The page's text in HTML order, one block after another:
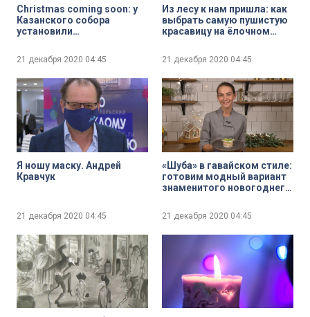
Christmas coming soon: у
Казанского собора
установили
21 декабря 2020 04:45
Из лесу к нам пришла: как
выбрать самую пушистую
красавицу на ёлочном
надолго
21 декабря 2020 04:45
Я ношу маску. Андрей
Кравчук
21 декабря 2020 04:45
«Шуба» в гавайском стиле:
готовим модный вариант
знаменитого новогоднего
21 декабря 2020 04:45